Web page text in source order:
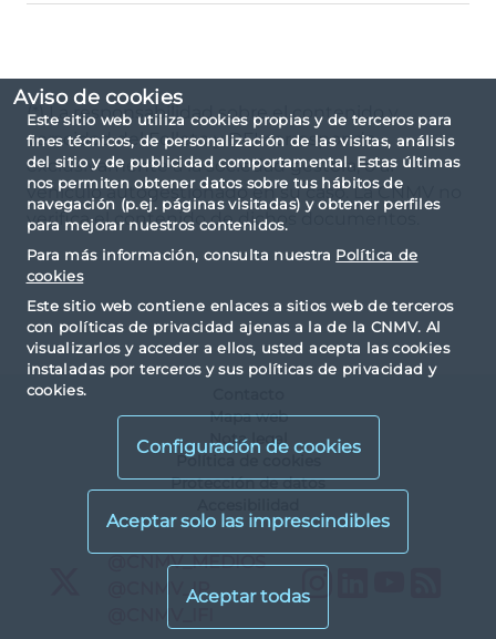
Aviso de cookies
Este sitio web utiliza cookies propias y de terceros para
fines técnicos, de personalización de las visitas, análisis
del sitio y de publicidad comportamental. Estas últimas
nos permiten obtener datos sobre tus hábitos de
navegación (p.ej. páginas visitadas) y obtener perfiles
para mejorar nuestros contenidos.
Para más información, consulta nuestra Política de
cookies
Este sitio web contiene enlaces a sitios web de terceros
con políticas de privacidad ajenas a la de la CNMV. Al
visualizarlos y acceder a ellos, usted acepta las cookies
instaladas por terceros y sus políticas de privacidad y
cookies.
Configuración de cookies
(*) La responsabilidad sobre el contenido y
veracidad del Folleto y DFI corresponde
exclusivamente a la sociedad gestora, o al
vehículo autogestionado en su caso. La CNMV no
verifica el contenido de dichos documentos.
Mapa web
Nota legal
Política de cookies
Protección de datos
X@CNMV_MEDIOS
@CNMV_IP